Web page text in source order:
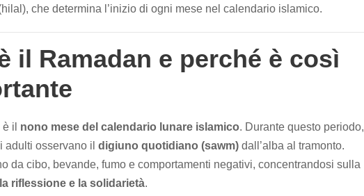
che determina l’inizio di ogni mese nel calendario islamico.
il Ramadan e perché è così
il nono mese del calendario lunare islamico. Durante questo periodo,
adulti osservano il digiuno quotidiano (sawm) dall’alba al tramonto.
da cibo, bevande, fumo e comportamenti negativi, concentrandosi sulla
riflessione e la solidarietà.